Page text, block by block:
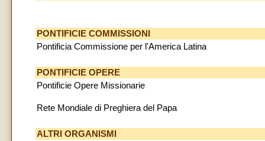
PONTIFICIE COMMISSIONI
Pontificia Commissione per l'America Latina
PONTIFICIE OPERE
Pontificie Opere Missionarie
Rete Mondiale di Preghiera del Papa
ALTRI ORGANISMI